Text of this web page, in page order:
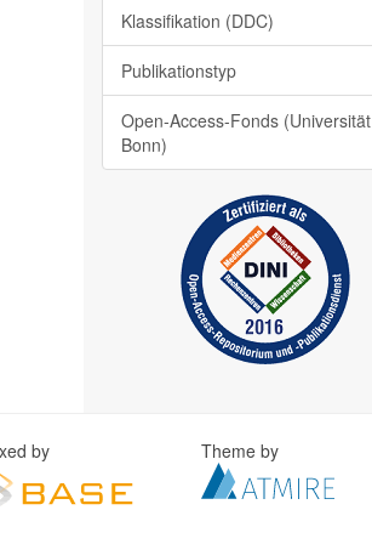
Klassifikation (DDC)
Publikationstyp
Open-Access-Fonds (Universität
Bonn)
by Theme by